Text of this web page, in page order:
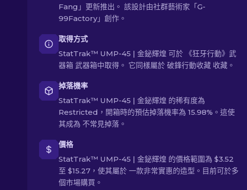
Fang」更新推出。 該設計由社群藝術家「G-
99Factory」創作。
取得方式
StatTrak™ UMP-45 | 金鉍輝煌 可於 《狂牙行動》武
器箱 武器箱中取得。 它同樣屬於 破鋒行動收藏 收藏。
掉落機率
StatTrak™ UMP-45 | 金鉍輝煌 的稀有度為
Restricted，開箱時的預估掉落機率為 15.98%。這使
其成為 不常見掉落。
價格
StatTrak™ UMP-45 | 金鉍輝煌 的價格範圍為 $3.52
至 $15.27，使其屬於 一款非常實惠的造型。目前可於多
個市場購買。